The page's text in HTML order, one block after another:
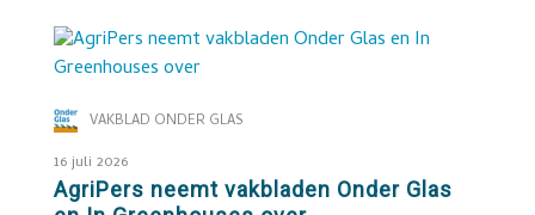
VAKBLAD ONDER GLAS
16 juli 2026
AgriPers neemt vakbladen Onder Glas